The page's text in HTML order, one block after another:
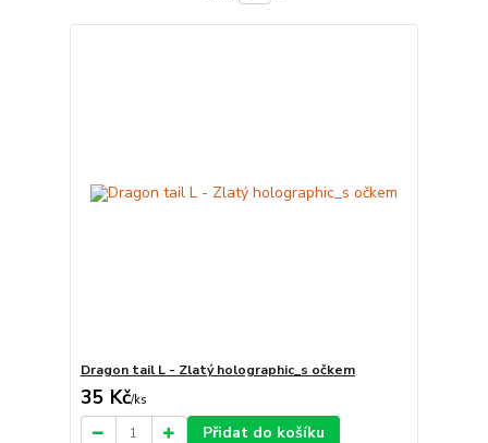
Dragon tail L - Zlatý holographic_s očkem
35 Kč/ks
Přidat do košíku